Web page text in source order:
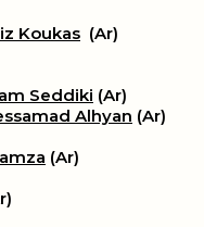
Koukas (Ar)
Seddiki (Ar)
Alhyan (Ar)
(Ar)